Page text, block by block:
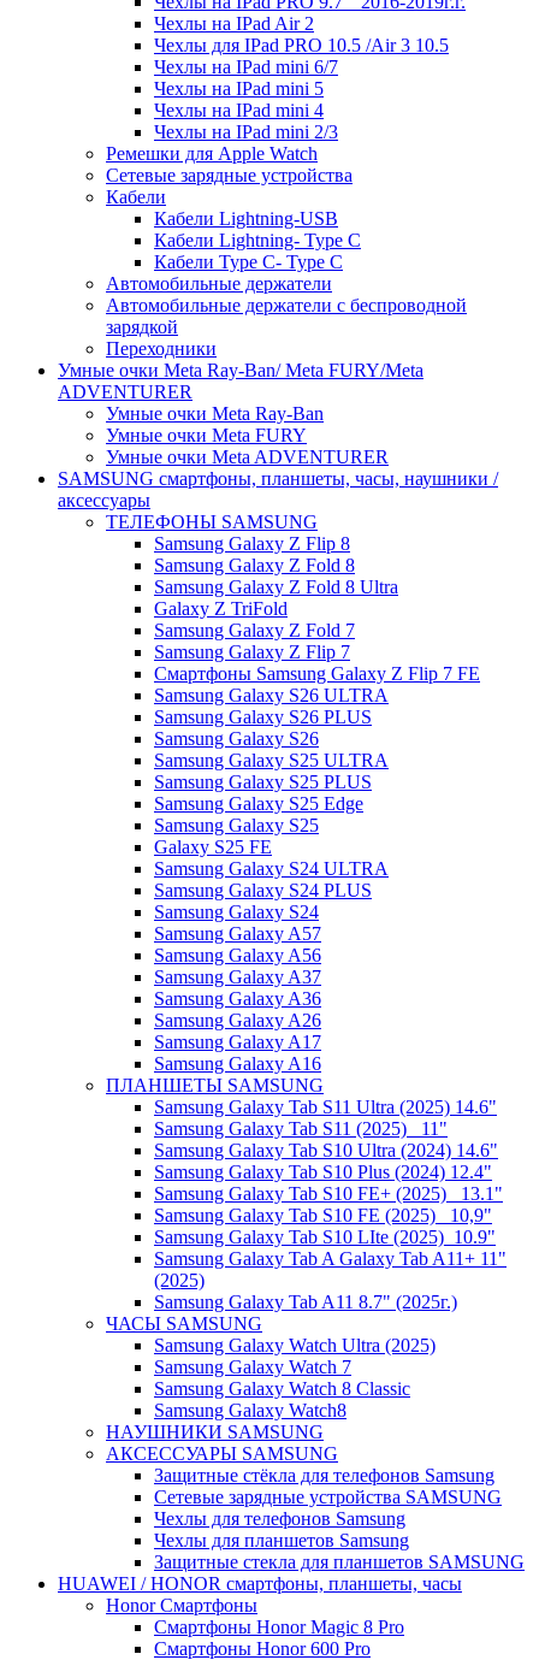
Чехлы на IPad Air 2
Чехлы для IPad PRO 10.5 /Air 3 10.5
Чехлы на IPad mini 6/7
Чехлы на IPad mini 5
Чехлы на IPad mini 4
Чехлы на IPad mini 2/3
Ремешки для Apple Watch
Сетевые зарядные устройства
Кабели
Кабели Lightning-USB
Кабели Lightning- Type C
Кабели Type C- Type C
Автомобильные держатели
Автомобильные держатели с беспроводной
зарядкой
Переходники
Умные очки Meta Ray-Ban/ Meta FURY/Meta
ADVENTURER
Умные очки Meta Ray-Ban
Умные очки Meta FURY
Умные очки Meta ADVENTURER
SAMSUNG cмартфоны, планшеты, часы, наушники /
аксессуары
ТЕЛЕФОНЫ SAMSUNG
Samsung Galaxy Z Flip 8
Samsung Galaxy Z Fold 8
Samsung Galaxy Z Fold 8 Ultra
Galaxy Z TriFold
Samsung Galaxy Z Fold 7
Samsung Galaxy Z Flip 7
Смартфоны Samsung Galaxy Z Flip 7 FE
Samsung Galaxy S26 ULTRA
Samsung Galaxy S26 PLUS
Samsung Galaxy S26
Samsung Galaxy S25 ULTRA
Samsung Galaxy S25 PLUS
Samsung Galaxy S25 Edge
Samsung Galaxy S25
Galaxy S25 FE
Samsung Galaxy S24 ULTRA
Samsung Galaxy S24 PLUS
Samsung Galaxy S24
Samsung Galaxy A57
Samsung Galaxy A56
Samsung Galaxy A37
Samsung Galaxy A36
Samsung Galaxy A26
Samsung Galaxy A17
Samsung Galaxy A16
ПЛАНШЕТЫ SAMSUNG
Samsung Galaxy Tab S11 Ultra (2025) 14.6"
Samsung Galaxy Tab S11 (2025) _11"
Samsung Galaxy Tab S10 Ultra (2024) 14.6"
Samsung Galaxy Tab S10 Plus (2024) 12.4"
Samsung Galaxy Tab S10 FE+ (2025)_ 13.1"
Samsung Galaxy Tab S10 FE (2025)_ 10,9"
Samsung Galaxy Tab S10 LIte (2025)_10.9"
Samsung Galaxy Tab A Galaxy Tab A11+ 11"
(2025)
Samsung Galaxy Tab A11 8.7" (2025г.)
ЧАСЫ SAMSUNG
Samsung Galaxy Watch Ultra (2025)
Samsung Galaxy Watch 7
Samsung Galaxy Watch 8 Classic
Samsung Galaxy Watch8
НАУШНИКИ SAMSUNG
АКСЕССУАРЫ SAMSUNG
Защитные стёкла для телефонов Samsung
Сетевые зарядные устройства SAMSUNG
Чехлы для телефонов Samsung
Чехлы для планшетов Samsung
Защитные стекла для планшетов SAMSUNG
HUAWEI / HONOR cмартфоны, планшеты, часы
Honor Смартфоны
Смартфоны Honor Magic 8 Pro
Смартфоны Honor 600 Pro